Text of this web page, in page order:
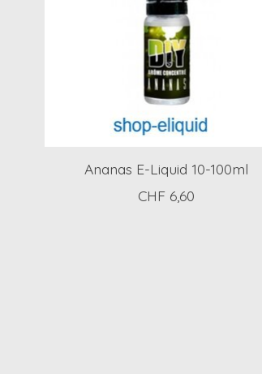
Ananas E-Liquid 10-100ml
CHF 6,60